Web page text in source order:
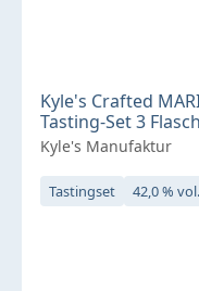
Kyle's Crafted
Tasting-Set 3
Kyle's Manufaktur
Tastingset 42,0 % vol.